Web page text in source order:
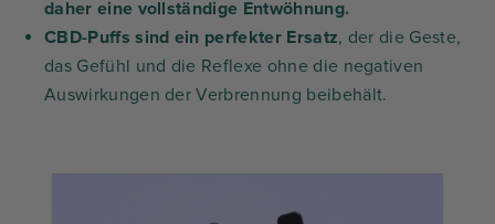
daher eine vollständige Entwöhnung.
CBD-Puffs sind ein perfekter Ersatz, der die Geste,
das Gefühl und die Reflexe ohne die negativen
Auswirkungen der Verbrennung beibehält.